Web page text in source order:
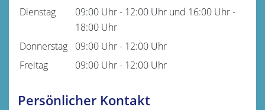
Dienstag
09:00 Uhr- 12:00 Uhr und 16:00 Uhr-
18:00 Uhr
Donnerstag
09:00 Uhr- 12:00 Uhr
Freitag
09:00 Uhr- 12:00 Uhr
Persönlicher Kontakt